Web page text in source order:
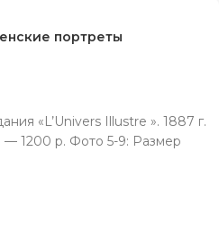
портреты
«L’Univers Illustre ». 1887 г.
— 1200 р. Фото 5-9: Размер